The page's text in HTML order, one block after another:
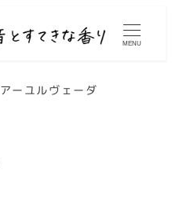
MENU
アーユルヴェーダ